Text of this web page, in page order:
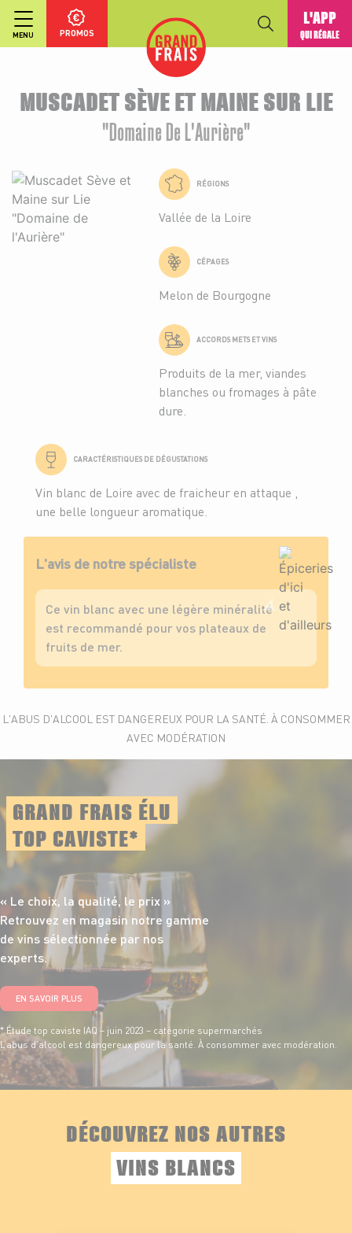
MENU PROMOS
L'APP
QUI RÉGALE
MUSCADET SÈVE ET MAINE SUR LIE
"Domaine De L'Aurière"
RÉGIONS
Vallée de la Loire
CÉPAGES
Melon de Bourgogne
ACCORDS METS ET VINS
Produits de la mer, viandes
blanches ou fromages à pâte
dure.
CARACTÉRISTIQUES DE DÉGUSTATIONS
Vin blanc de Loire avec de fraicheur en attaque ,
une belle longueur aromatique.
L'avis de notre spécialiste
Ce vin blanc avec une légère minéralité
est recommandé pour vos plateaux de
fruits de mer.
L'ABUS D'ALCOOL EST DANGEREUX POUR LA SANTÉ. À CONSOMMER
AVEC MODÉRATION
GRAND FRAIS ÉLU
TOP CAVISTE*
« Le choix, la qualité, le prix »
Retrouvez en magasin notre gamme
de vins sélectionnée par nos
experts.
EN SAVOIR PLUS
* Étude top caviste IAQ – juin 2023 – catégorie supermarchés
L’abus d’alcool est dangereux pour la santé. À consommer avec modération.
DÉCOUVREZ NOS AUTRES
VINS BLANCS